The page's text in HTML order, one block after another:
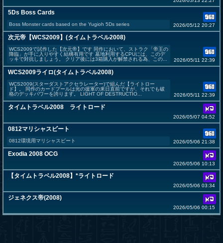
5Ds Boss Cards
Boss Monster cards based on the Yugioh 5Ds series 2026/05/12 20:27
次元帝【WCS2009】(タイムトラベル2008)
WCS2009で試作した【次元帝】です 同作において、ストラク「帝王の
降臨」が手に入りやすく結構有用です 墓地利用するCPUには、このデ
ッキで対抗しましょう。 クリア後には3箱購入が解禁される為、この...
2026/05/11 22:39
WCS2009ライロ(タイムトラベル2008)
WCS2009(スターダストアクセラレーター)で組んだ【ライトロー
ド】。 同作のカードプールは光の援軍の来日直前ですが、それでも破
格のデッキパワーを誇ります。 LIGHT OF DESTRUCTIO...
2026/05/11 22:39
タイムトラベル2008 ライトロード
2026/05/07 04:52
0812マリシャスビート
0812環境用マリシャスビート 2026/05/06 21:38
Exodia 2008 OCG
2026/05/06 10:13
【タイムトラベル2008】*ライトロード
2026/05/06 03:34
ジェネクス帝(2008)
2026/05/06 00:15